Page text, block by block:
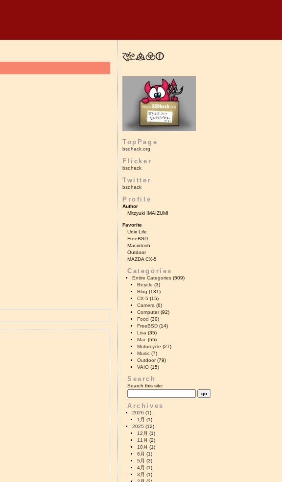
TopPage
bsdhack.org
Flicker
bsdhack
Twitter
bsdhack
Profile
Author
Mitzyuki IMAIZUMI
Favorite
Unix Life
FreeBSD
Macintosh
Outdoor
MAZDA CX-5
Categories
Entire Categories (509)
Bicycle (3)
Blog (131)
CX-5 (15)
Camera (6)
Computer(92)
Food (30)
FreeBSD (14)
Lisa (35)
Mac (55)
Motorcycle (27)
Music (7)
Outdoor(79)
VAIO (15)
Search
Search this site:
Archives
2026 (1)
1月 (1)
2025 (12)
12月 (1)
11月 (2)
10月 (1)
6月 (1)
5月 (3)
4月 (1)
3月 (1)